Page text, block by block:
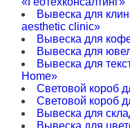
Вывеска для
aesthetic clinic»
Вывеска для
Вывеска для
Вывеска для
Home»
Световой короб
Световой короб
Вывеска для